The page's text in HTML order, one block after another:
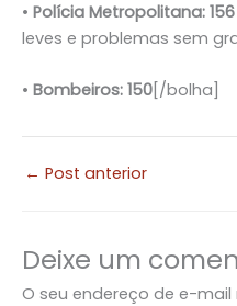
• Polícia Metropolitana: 156
leves e problemas sem
• Bombeiros: 150 [/bolha]
← Post anterior
Deixe um
O seu endereço de e-